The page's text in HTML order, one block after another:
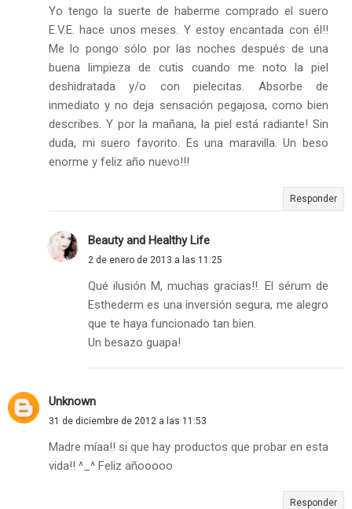
Yo tengo la suerte de haberme comprado el suero
E.V.E. hace unos meses. Y estoy encantada con él!!
Me lo pongo sólo por las noches después de una
buena limpieza de cutis cuando me noto la piel
deshidratada y/o con pielecitas. Absorbe de
inmediato y no deja sensación pegajosa, como bien
describes. Y por la mañana, la piel está radiante! Sin
duda, mi suero favorito. Es una maravilla. Un beso
enorme y feliz año nuevo!!!
Responder
Beauty and Healthy Life
2 de enero de 2013 a las 11:25
Qué ilusión M, muchas gracias!!. El sérum de
Esthederm es una inversión segura, me alegro
que te haya funcionado tan bien.
Un besazo guapa!
Unknown
31 de diciembre de 2012 a las 11:53
Madre míaa!! si que hay productos que probar en esta
vida!! ^_^ Feliz añooooo
Responder